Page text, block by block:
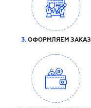
3.ОФОРМЛЯЕМ ЗАКАЗ